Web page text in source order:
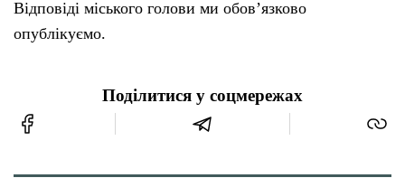
Відповіді міського голови ми обов’язково
опублікуємо.
Поділитися у соцмережах